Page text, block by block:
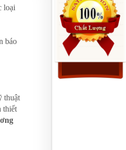
loại
báo
thuật
thiết